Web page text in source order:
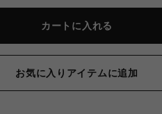
カートに入れる
お気に入りアイテムに追加